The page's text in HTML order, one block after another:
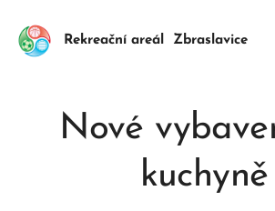
Rekreační areál Zbraslavice
Nové
kuchyně